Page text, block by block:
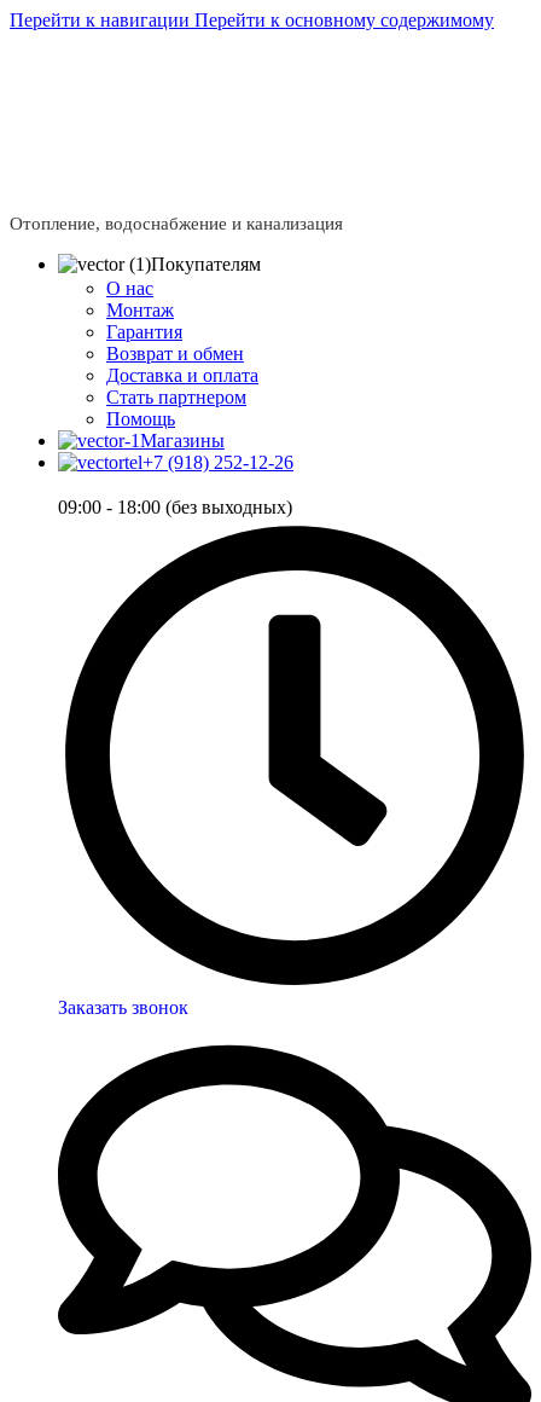
Перейти к навигации Перейти к основному содержимому
Отопление, водоснабжение и канализация
Покупателям
О нас
Монтаж
Гарантия
Возврат и обмен
Доставка и оплата
Стать партнером
Помощь
Магазины
+7 (918) 252-12-26
09:00 - 18:00 (без выходных)
Заказать звонок